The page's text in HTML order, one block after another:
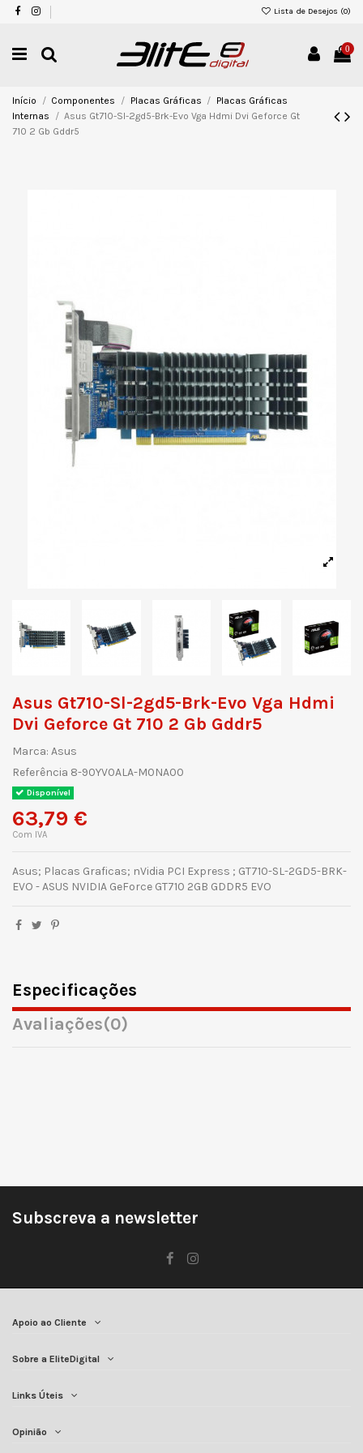
Lista de Desejos (0)
0
Início Componentes Placas Gráficas
Placas Gráficas
Internas
Asus Gt710-Sl-2gd5-Brk-Evo Vga Hdmi Dvi Geforce Gt
710 2 Gb Gddr5
Asus Gt710-Sl-2gd5-Brk-Evo Vga Hdmi
Dvi Geforce Gt 710 2 Gb Gddr5
Marca: Asus
Referência 8-90YV0ALA-M0NA00
Disponível
63,79 €
Com IVA
Asus; Placas Graficas; nVidia PCI Express ; GT710-SL-2GD5-BRK-
EVO - ASUS NVIDIA GeForce GT710 2GB GDDR5 EVO
Especificações
Avaliações(0)
Subscreva a newsletter
Apoio ao Cliente
Sobre a EliteDigital
Links Úteis
Opinião